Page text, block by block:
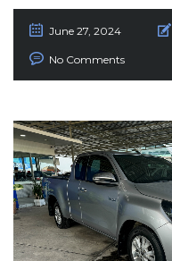
June 27, 2024
No Comments